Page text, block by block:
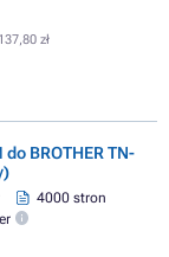
137,80 zł
BROTHER TN-
4000 stron